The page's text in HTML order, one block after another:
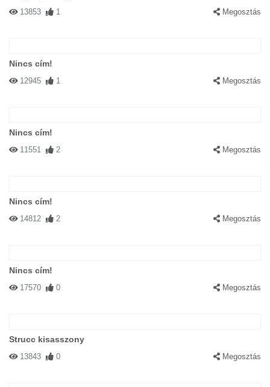
13853 1 Megosztás
Nincs cím!
12945 1 Megosztás
Nincs cím!
11551 2 Megosztás
Nincs cím!
14812 2 Megosztás
Nincs cím!
17570 0 Megosztás
Strucc kisasszony
13843 0 Megosztás